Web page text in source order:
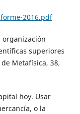
2016.pdf
organización
superiores
Metafísica, 38,
hoy. Usar
o la